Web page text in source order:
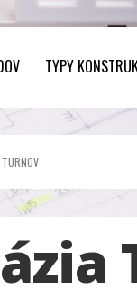
TYPY
TURNOV